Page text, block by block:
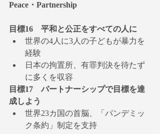
Peace・Partnership
目標16　平和と公正をすべての人に
世界の4人に3人の子どもが暴力を
経験
日本の拘置所、有罪判決を待たず
に多くを収容
目標17　パートナーシップで目標を達
成しよう
世界23カ国の首脳、「パンデミッ
ク条約」制定を支持